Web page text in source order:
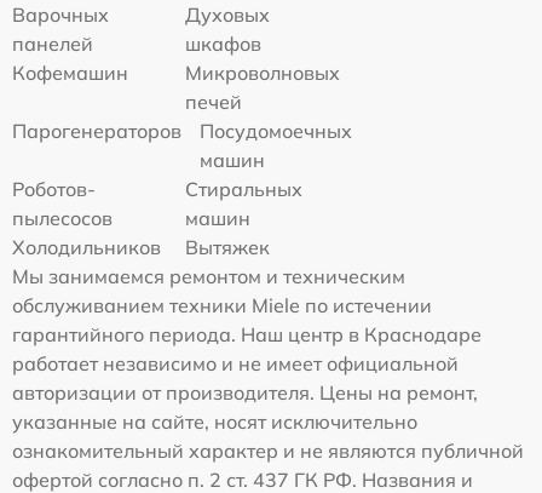
Варочных
панелей
Духовых
шкафов
Кофемашин
Микроволновых
печей
Парогенераторов
Посудомоечных
машин
Роботов-
пылесосов
Стиральных
машин
Холодильников
Вытяжек
Мы занимаемся ремонтом и техническим
обслуживанием техники Miele по истечении
гарантийного периода. Наш центр в Краснодаре
работает независимо и не имеет официальной
авторизации от производителя. Цены на ремонт,
указанные на сайте, носят исключительно
ознакомительный характер и не являются публичной
офертой согласно п. 2 ст. 437 ГК РФ. Названия и